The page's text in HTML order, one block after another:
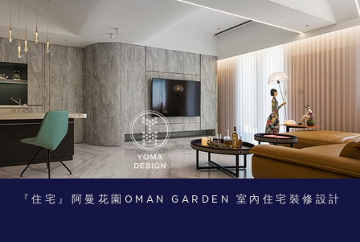
『住宅』阿曼花園OMAN GARDEN 室內住宅裝修設計